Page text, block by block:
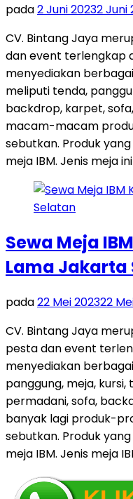
pada2 Juni 20232 Juni
CV. Bintang Jaya
dan event terlengkap
menyediakan
meliputi tenda,
backdrop, karpet,
macam-macam
sebutkan. Produk
meja IBM. Jenis meja
Sewa Meja
Lama Jakarta
pada22 Mei 202322
CV. Bintang Jaya
pesta dan event
menyediakan
panggung, meja,
permadani, sofa,
banyak lagi produk-
sebutkan. Produk
meja IBM. Jenis meja